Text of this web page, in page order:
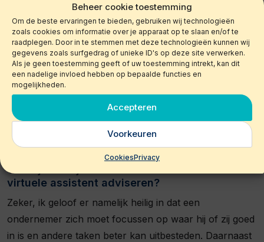
Beheer cookie toestemming
Om de beste ervaringen te bieden, gebruiken wij technologieën
zoals cookies om informatie over je apparaat op te slaan en/of te
raadplegen. Door in te stemmen met deze technologieën kunnen wij
gegevens zoals surfgedrag of unieke ID's op deze site verwerken.
Als je geen toestemming geeft of uw toestemming intrekt, kan dit
een nadelige invloed hebben op bepaalde functies en
mogelijkheden.
Accepteren
Voorkeuren
CookiesPrivacy
Wat is jouw ervaring met Moneypenny zelf?
Prettig, heel fijn dat Moneypenny in huis heeft waar wij
naar zochten. Toen we bij Moneypenny aanklopten,
kregen we binnen no time 3 cv’s toegestuurd die
eigenlijk allemaal heel erg goed waren en in ons straatje
pasten. Verder hebben we echt het gevoel dat er een
heel kort lijntje is, dat wanneer het nodig zou zijn, er
Wat fijn! Zou je andere ondernemers een
virtuele assistent adviseren?
Zeker, ik geloof er namelijk heilig in dat een
ondernemer zich moet focussen op waar hij of zij goed
in is en andere taken beter kan uitbesteden. Daarnaast